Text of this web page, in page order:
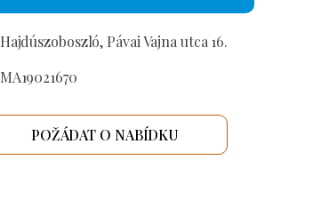
Hajdúszoboszló, Pávai Vajna utca 16.
MA19021670
POŽÁDAT O NABÍDKU